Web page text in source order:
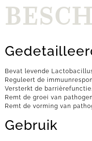
Bevat levende
Reguleert de
Versterkt de barrièrefunctie.
Remt de groei van
Remt de vorming van
Gebruik